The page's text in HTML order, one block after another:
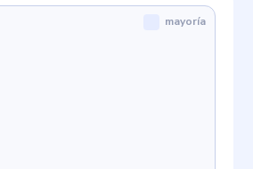
mayoría